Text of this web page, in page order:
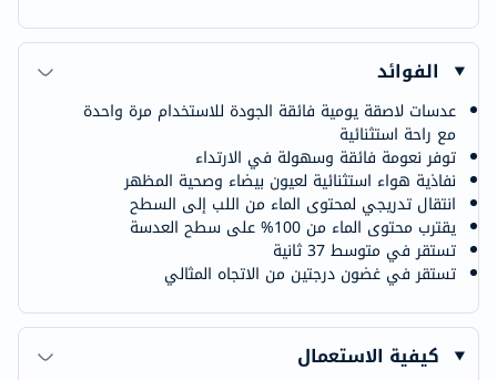
الفوائد
عدسات لاصقة يومية فائقة الجودة للاستخدام مرة واحدة
مع راحة استثنائية
توفر نعومة فائقة وسهولة في الارتداء
نفاذية هواء استثنائية لعيون بيضاء وصحية المظهر
انتقال تدريجي لمحتوى الماء من اللب إلى السطح
يقترب محتوى الماء من 100% على سطح العدسة
تستقر في متوسط 37 ثانية
تستقر في غضون درجتين من الاتجاه المثالي
كيفية الاستعمال